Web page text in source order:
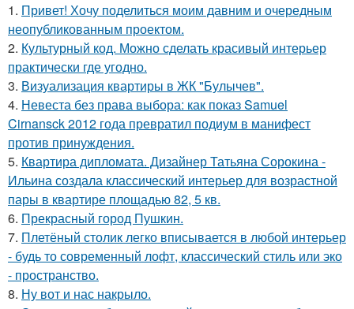
1. Привет! Хочу поделиться моим давним и очередным
неопубликованным проектом.
2. Культурный код. Можно сделать красивый интерьер
практически где угодно.
3. Визуализация квартиры в ЖК "Булычев".
4. Невеста без права выбора: как показ Samuel
Cirnansck 2012 года превратил подиум в манифест
против принуждения.
5. Квартира дипломата. Дизайнер Татьяна Сорокина -
Ильина создала классический интерьер для возрастной
пары в квартире площадью 82, 5 кв.
6. Прекрасный город Пушкин.
7. Плетёный столик легко вписывается в любой интерьер
- будь то современный лофт, классический стиль или эко
- пространство.
8. Ну вот и нас накрыло.